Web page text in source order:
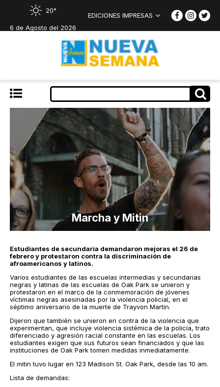
20°
6 de Agosto del 2026
EDICIONES IMPRESAS
Marcha y Mitin
Estudiantes de secundaria demandaron mejoras el 26 de
febrero y protestaron contra la discriminación de
afroamericanos y latinos.
Varios estudiantes de las escuelas intermedias y secundarias
negras y latinas de las escuelas de Oak Park se unieron y
protestaron en el marco de la conmemoración de jóvenes
víctimas negras asesinadas por la violencia policial, en el
séptimo aniversario de la muerte de Trayvon Martin.
Dijeron que también se unieron en contra de la violencia que
experimentan, que incluye violencia sistémica de la policía, trato
diferenciado y agresión racial constante en las escuelas. Los
estudiantes exigen que sus futuros sean financiados y que las
instituciones de Oak Park tomen medidas inmediatamente.
El mitin tuvo lugar en 123 Madison St. Oak Park, desde las 10 am.
Lista de demandas: